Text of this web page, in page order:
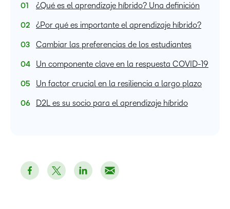
¿Qué es el aprendizaje híbrido? Una definición
¿Por qué es importante el aprendizaje híbrido?
Cambiar las preferencias de los estudiantes
Un componente clave en la respuesta COVID-19
Un factor crucial en la resiliencia a largo plazo
D2L es su socio para el aprendizaje híbrido